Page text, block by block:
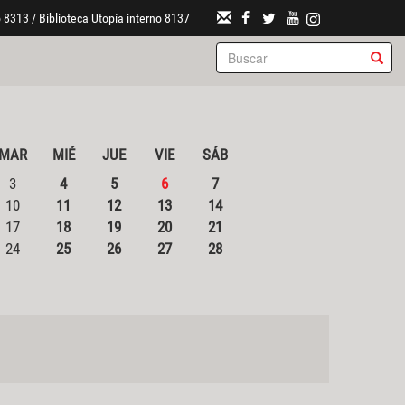
/ Biblioteca Utopía interno 8137
MIÉ JUE VIE
SÁB
3
4 5 6
7
10
11 12 13
14
17
18 19 20
21
24
25 26 27 28